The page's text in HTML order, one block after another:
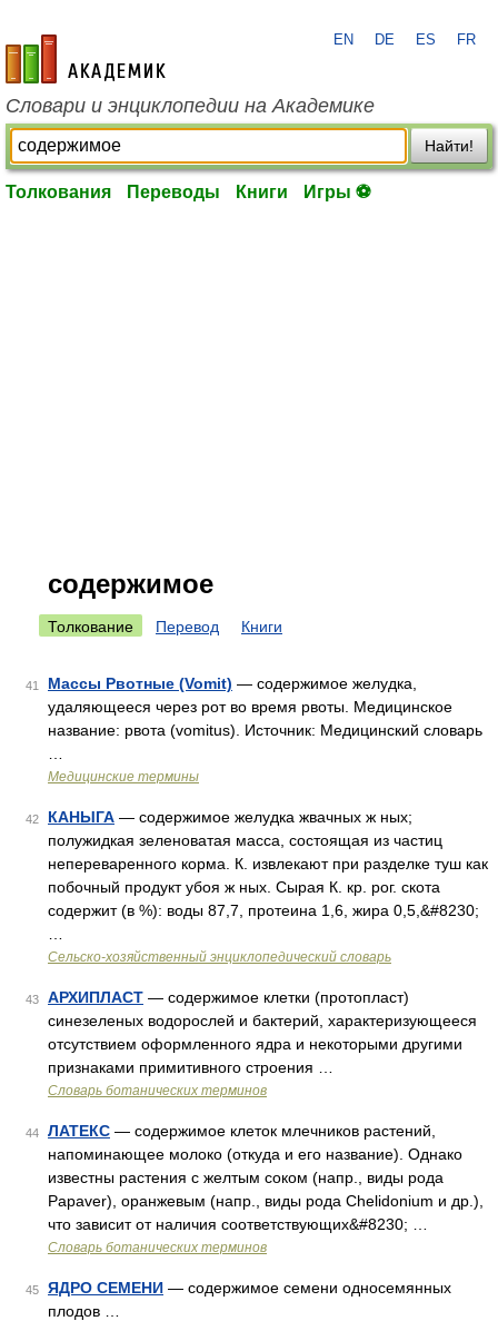
academic.ru
EN DE ES FR
Словари и энциклопедии на Академике
Найти!
Толкования Переводы Книги Игры ⚽
содержимое
Толкование Перевод Книги
41 Массы Рвотные (Vomit) — содержимое желудка,
удаляющееся через рот во время рвоты. Медицинское
название: рвота (vomitus). Источник: Медицинский словарь
Медицинские термины
42 КАНЫГА — содержимое желудка жвачных ж ных;
полужидкая зеленоватая масса, состоящая из частиц
непереваренного корма. К. извлекают при разделке туш как
побочный продукт убоя ж ных. Сырая К. кр. рог. скота
содержит (в %): воды 87,7, протеина 1,6, жира 0,5,&#8230;
Сельско-хозяйственный энциклопедический словарь
43 АРХИПЛАСТ — содержимое клетки (протопласт)
синезеленых водорослей и бактерий, характеризующееся
отсутствием оформленного ядра и некоторыми другими
признаками примитивного строения …
Словарь ботанических терминов
44 ЛАТЕКС — содержимое клеток млечников растений,
напоминающее молоко (откуда и его название). Однако
известны растения с желтым соком (напр., виды рода
Papaver), оранжевым (напр., виды рода Chelidonium и др.),
что зависит от наличия соответствующих&#8230; …
Словарь ботанических терминов
45 ЯДРО СЕМЕНИ — содержимое семени односемянных
плодов …